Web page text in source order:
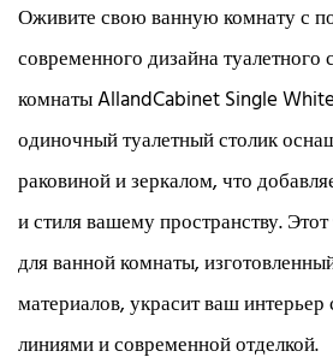
Оживите свою ванную комнату с
современного дизайна туалетного
комнаты AllandCabinet Single
одиночный туалетный столик
раковиной и зеркалом, что
и стиля вашему пространству.
для ванной комнаты,
материалов, украсит ваш
линиями и современной отделкой.